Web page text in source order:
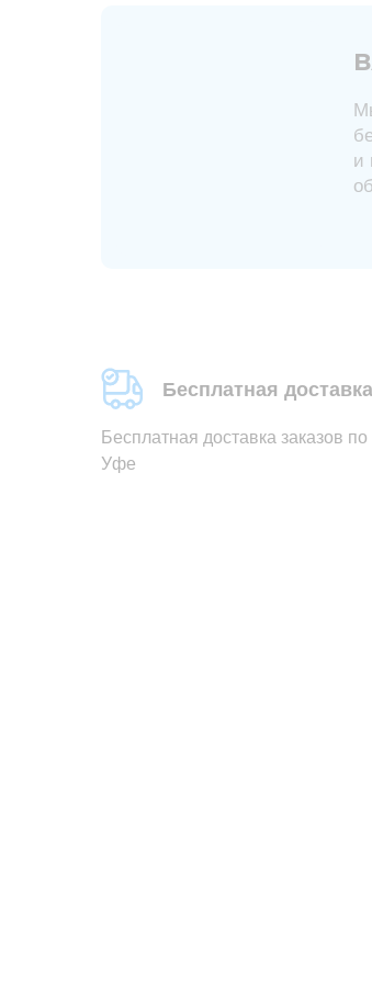
и
Бесплатная доставка
Бесплатная доставка заказов по
Уфе